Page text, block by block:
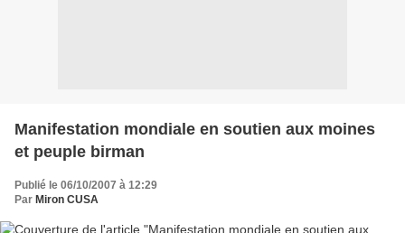
Manifestation mondiale en soutien aux moines
et peuple birman
Publié le 06/10/2007 à 12:29
Par Miron CUSA